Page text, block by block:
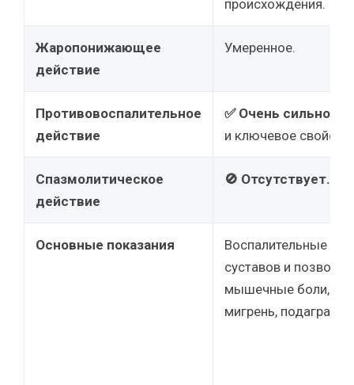
происхождения.
Жаропонижающее
действие
Умеренное.
Противовоспалительное
действие
✅ Очень сильное.
и ключевое
Спазмолитическое
действие
🚫 Отсутствует.
Основные показания
Воспалительные
суставов и
мышечные боли,
мигрень, подагра.